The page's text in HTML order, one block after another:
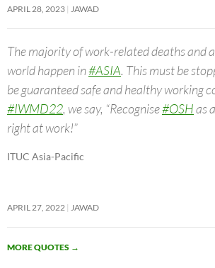
APRIL 28, 2023 JAWAD
The majority of work-related deaths and
world happen in#ASIA. This must be
be guaranteed safe and healthy working
#IWMD22, we say, “Recognise#OSHas
right at work!”
ITUC Asia-Pacific
APRIL 27, 2022 JAWAD
MORE QUOTES →